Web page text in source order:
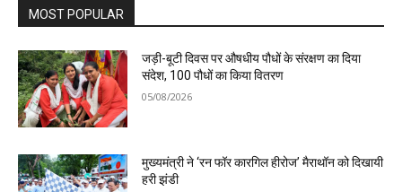
MOST POPULAR
जड़ी-बूटी दिवस पर औषधीय पौधों के संरक्षण का दिया
संदेश, 100 पौधों का किया वितरण
05/08/2026
मुख्यमंत्री ने ‘रन फॉर कारगिल हीरोज’ मैराथॉन को दिखायी
हरी झंडी